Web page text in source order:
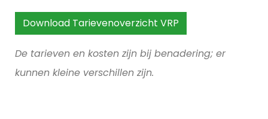
Download Tarievenoverzicht VRP
De tarieven en kosten zijn bij benadering; er
kunnen kleine verschillen zijn.